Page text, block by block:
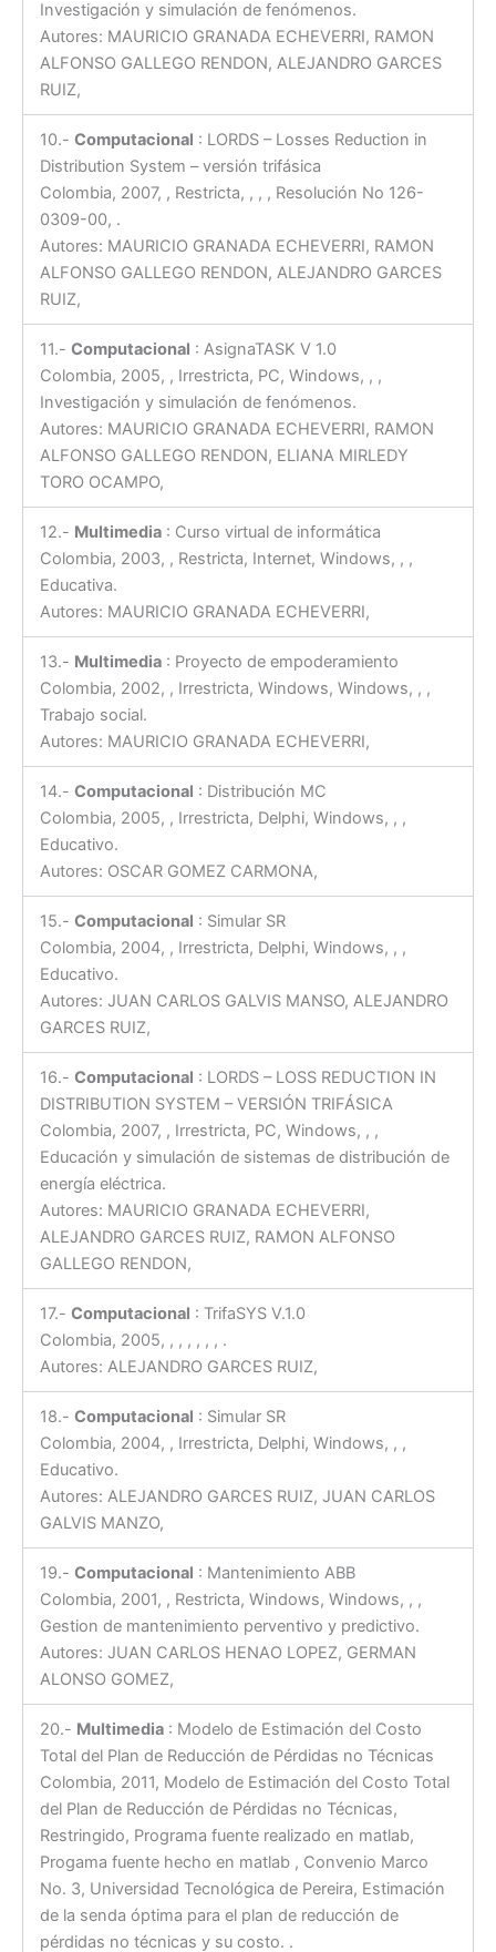
Investigación y simulación de fenómenos.
Autores: MAURICIO GRANADA ECHEVERRI, RAMON
ALFONSO GALLEGO RENDON, ALEJANDRO GARCES
RUIZ,
10.- Computacional : LORDS – Losses Reduction in
Distribution System – versión trifásica
Colombia, 2007, , Restricta, , , , Resolución No 126-
0309-00, .
Autores: MAURICIO GRANADA ECHEVERRI, RAMON
ALFONSO GALLEGO RENDON, ALEJANDRO GARCES
RUIZ,
11.- Computacional : AsignaTASK V 1.0
Colombia, 2005, , Irrestricta, PC, Windows, , ,
Investigación y simulación de fenómenos.
Autores: MAURICIO GRANADA ECHEVERRI, RAMON
ALFONSO GALLEGO RENDON, ELIANA MIRLEDY
TORO OCAMPO,
12.- Multimedia: Curso virtual de informática
Colombia, 2003, , Restricta, Internet, Windows, , ,
Educativa.
Autores: MAURICIO GRANADA ECHEVERRI,
13.- Multimedia: Proyecto de empoderamiento
Colombia, 2002, , Irrestricta, Windows, Windows, , ,
Trabajo social.
Autores: MAURICIO GRANADA ECHEVERRI,
14.- Computacional : Distribución MC
Colombia, 2005, , Irrestricta, Delphi, Windows, , ,
Educativo.
Autores: OSCAR GOMEZ CARMONA,
15.- Computacional : Simular SR
Colombia, 2004, , Irrestricta, Delphi, Windows, , ,
Educativo.
Autores: JUAN CARLOS GALVIS MANSO, ALEJANDRO
GARCES RUIZ,
16.- Computacional : LORDS – LOSS REDUCTION IN
DISTRIBUTION SYSTEM – VERSIÓN TRIFÁSICA
Colombia, 2007, , Irrestricta, PC, Windows, , ,
Educación y simulación de sistemas de distribución de
energía eléctrica.
Autores: MAURICIO GRANADA ECHEVERRI,
ALEJANDRO GARCES RUIZ, RAMON ALFONSO
GALLEGO RENDON,
17.- Computacional : TrifaSYS V.1.0
Colombia, 2005, , , , , , , .
Autores: ALEJANDRO GARCES RUIZ,
18.- Computacional : Simular SR
Colombia, 2004, , Irrestricta, Delphi, Windows, , ,
Educativo.
Autores: ALEJANDRO GARCES RUIZ, JUAN CARLOS
GALVIS MANZO,
19.- Computacional : Mantenimiento ABB
Colombia, 2001, , Restricta, Windows, Windows, , ,
Gestion de mantenimiento perventivo y predictivo.
Autores: JUAN CARLOS HENAO LOPEZ, GERMAN
ALONSO GOMEZ,
20.- Multimedia: Modelo de Estimación del Costo
Total del Plan de Reducción de Pérdidas no Técnicas
Colombia, 2011, Modelo de Estimación del Costo Total
del Plan de Reducción de Pérdidas no Técnicas,
Restringido, Programa fuente realizado en matlab,
Progama fuente hecho en matlab , Convenio Marco
No. 3, Universidad Tecnológica de Pereira, Estimación
de la senda óptima para el plan de reducción de
pérdidas no técnicas y su costo. .